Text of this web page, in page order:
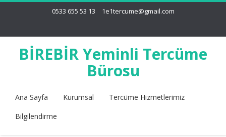
0533 655 53 13 1e1tercume@gmail.com
BİREBİR Yeminli Tercüme
Bürosu
Ana Sayfa Kurumsal
Tercüme Hizmetlerimiz
Bilgilendirme